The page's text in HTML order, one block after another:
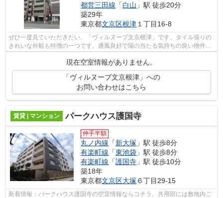
都営三田線 「白山 」駅 徒歩20分
築29年
東京都文京区根津 １丁目16-8
ぜひ一度見ていただきたい、「ヴィルヌーブ文京根津」です。タイル張りの
きれいな外観も特徴の一つです。通風良好で陽の当たる気持ちの良い物件を
現在空室情報がありません。
「ヴィルヌーブ文京根津」への
お問い合わせはこちら
賃貸 | マンション パークハウス護国寺
仲手半額
丸ノ内線 「新大塚 」駅 徒歩8分
有楽町線 「東池袋 」駅 徒歩8分
有楽町線 「護国寺 」駅 徒歩10分
築18年
東京都文京区大塚 ６丁目29-15
新着情報：パークハウス護国寺の空室情報ならコチラ。共用部には敷地内ご